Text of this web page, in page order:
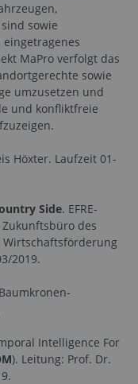
sowie
eingetragenes
MaPro verfolgt das
sowie
umzusetzen und
und konfliktfreie
Höxter. Laufzeit 01-
Side. EFRE-
des
Wirtschaftsförderung
2019.
Intelligence For
). Leitung: Prof. Dr.